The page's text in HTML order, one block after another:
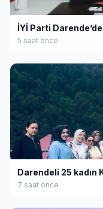
İYİ Parti
5 saat önce
Darendeli 25 kadın
7 saat önce